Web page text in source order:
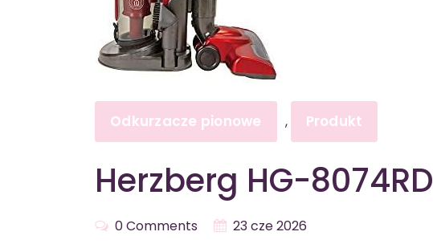
Odkurzacze pionowe , Produkt
Herzberg HG-8074RD
0 Comments 23 cze 2026